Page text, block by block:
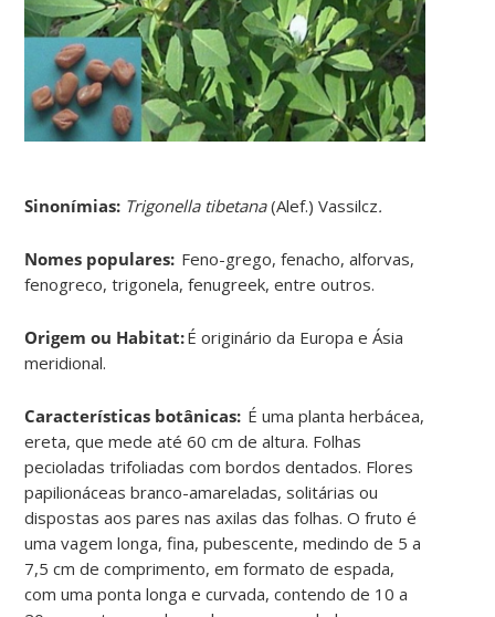
Sinonímias: Trigonella tibetana(Alef.) Vassilcz.
Nomes populares: Feno-grego, fenacho, alforvas,
fenogreco, trigonela, fenugreek, entre outros.
Origem ou Habitat:É originário da Europa e Ásia
meridional.
Características botânicas: É uma planta herbácea,
ereta, que mede até 60 cm de altura. Folhas
pecioladas trifoliadas com bordos dentados. Flores
papilionáceas branco-amareladas, solitárias ou
dispostas aos pares nas axilas das folhas. O fruto é
uma vagem longa, fina, pubescente, medindo de 5 a
7,5 cm de comprimento, em formato de espada,
com uma ponta longa e curvada, contendo de 10 a